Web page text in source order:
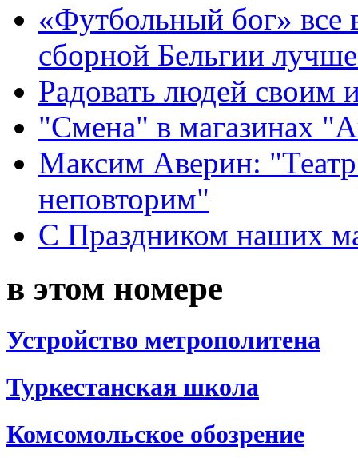
«Футбольный бог» все
сборной Бельгии
Радовать людей своим
"Смена" в магазинах
Максим Аверин:
неповторим"
С Праздником наших
в этом номере
Устройство метрополитена
Туркестанская школа
Комсомольское обозрение